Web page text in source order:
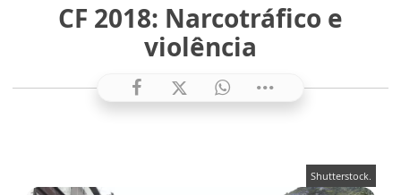
CF 2018: Narcotráfico e
violência
Shutterstock.